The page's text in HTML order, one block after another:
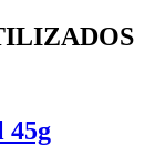
45g